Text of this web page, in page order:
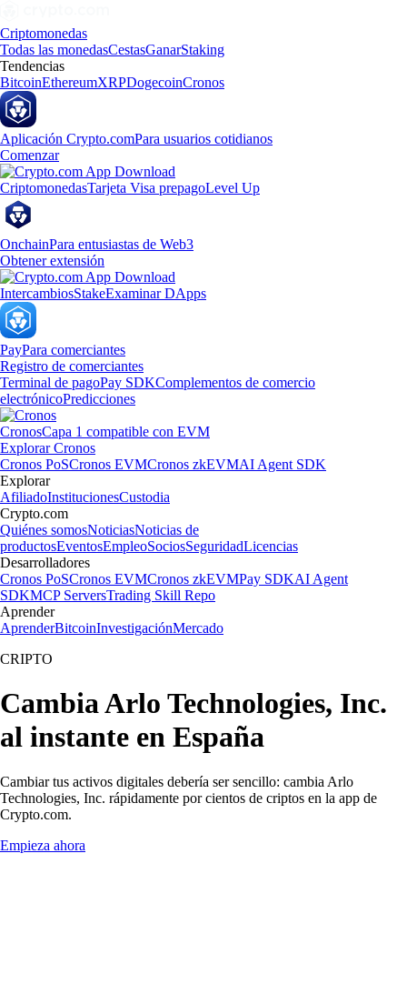
Criptomonedas
Todas las monedasCestasGanarStaking
Tendencias
BitcoinEthereumXRPDogecoinCronos
Aplicación Crypto.comPara usuarios cotidianos
Comenzar
CriptomonedasTarjeta Visa prepagoLevel Up
OnchainPara entusiastas de Web3
Obtener extensión
IntercambiosStakeExaminar DApps
PayPara comerciantes
Registro de comerciantes
Terminal de pagoPay SDKComplementos de comercio
electrónicoPredicciones
CronosCapa 1 compatible con EVM
Explorar Cronos
Cronos PoSCronos EVMCronos zkEVMAI Agent SDK
Explorar
AfiliadoInstitucionesCustodia
Crypto.com
Quiénes somosNoticiasNoticias de
productosEventosEmpleoSociosSeguridadLicencias
Desarrolladores
Cronos PoSCronos EVMCronos zkEVMPay SDKAI Agent
SDKMCP ServersTrading Skill Repo
Aprender
AprenderBitcoinInvestigaciónMercado
CRIPTO
Cambia Arlo Technologies, Inc.
al instante en España
Cambiar tus activos digitales debería ser sencillo: cambia Arlo
Technologies, Inc. rápidamente por cientos de criptos en la app de
Crypto.com.
Empieza ahora